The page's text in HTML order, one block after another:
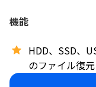
機能
HDD、SSD、
のファイル復元